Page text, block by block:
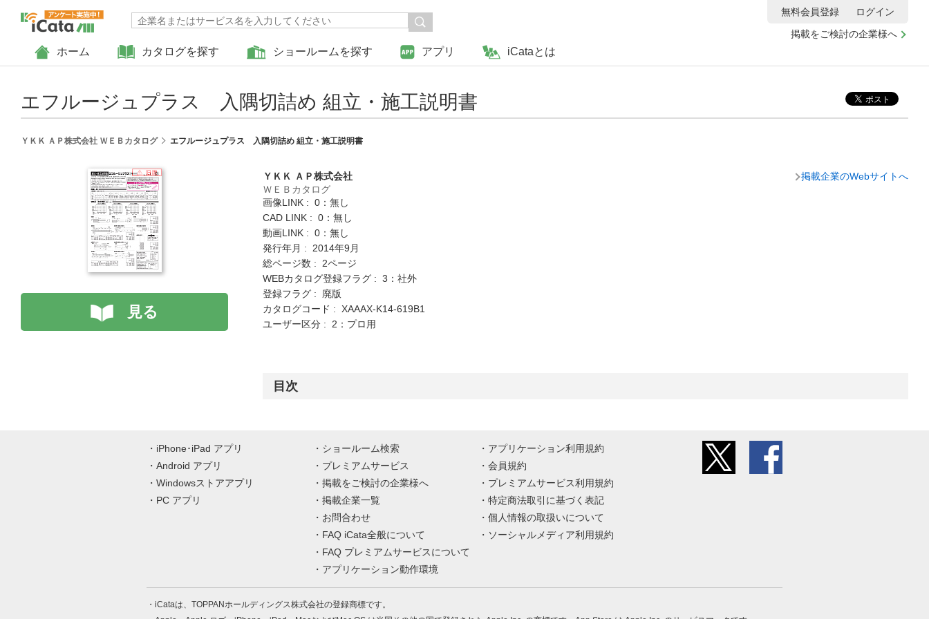
ホーム カタログを探す ショールームを探す アプリ iCataとは
掲載をご検討の企業様へ
無料会員登録 ログイン
エフルージュプラス 入隅切詰め 組立・施工説明書
ＹＫＫ ＡＰ株式会社 ＷＥＢカタログ エフルージュプラス 入隅切詰め 組立・施工説明書
見る
ＹＫＫ ＡＰ株式会社
ＷＥＢカタログ
画像LINK : 0：無し
CAD LINK : 0：無し
動画LINK : 0：無し
発行年月 : 2014年9月
総ページ数 : 2ページ
WEBカタログ登録フラグ : 3：社外
登録フラグ : 廃版
カタログコード : XAAAX-K14-619B1
ユーザー区分 : 2：プロ用
掲載企業のWebサイトへ
目次
iPhone･iPad アプリ
Android アプリ
Windowsストアアプリ
PC アプリ
ショールーム検索
プレミアムサービス
掲載をご検討の企業様へ
掲載企業一覧
お問合わせ
FAQ iCata全般について
FAQ プレミアムサービスについて
アプリケーション動作環境
アプリケーション利用規約
会員規約
プレミアムサービス利用規約
特定商法取引に基づく表記
個人情報の取扱いについて
ソーシャルメディア利用規約
iCataは、TOPPANホールディングス株式会社の登録商標です。